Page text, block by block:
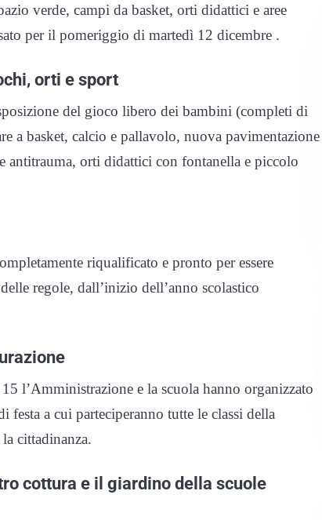
verde, campi da basket, orti didattici e aree
per il pomeriggio di martedì 12 dicembre .
orti e sport
del gioco libero dei bambini (completi di
a basket, calcio e pallavolo, nuova pavimentazione
antitrauma, orti didattici con fontanella e piccolo
riqualificato e pronto per essere
regole, dall’inizio dell’anno scolastico
l’Amministrazione e la scuola hanno organizzato
a cui parteciperanno tutte le classi della
cittadinanza.
cottura e il giardino della scuole